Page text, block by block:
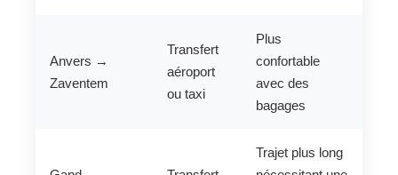
Anvers →
Zaventem
Transfert
aéroport
ou taxi
Plus
confortable
avec des
bagages
Trajet plus long